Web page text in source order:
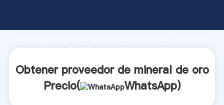
fuerte capacidad de producción, fuerza de
proveedor de mineral de oro proveedor crea el valor
Obtener proveedor de mineral de oro
Precio(
WhatsApp)